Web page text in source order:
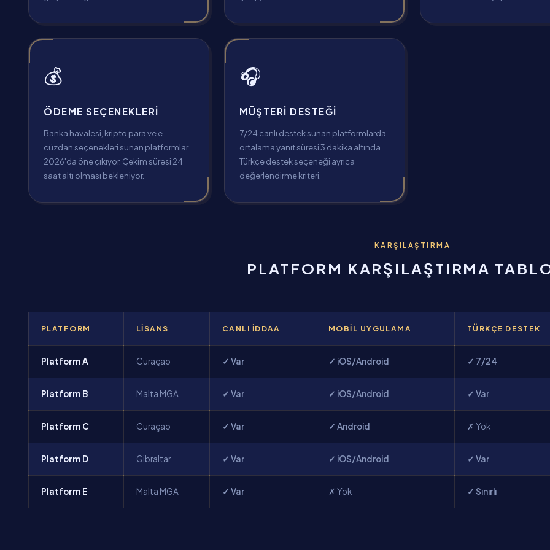
💰
ÖDEME SEÇENEKLERI
Banka havalesi, kripto para ve e-
cüzdan seçenekleri sunan platformlar
2026'da öne çıkıyor. Çekim süresi 24
saat altı olması bekleniyor.
🎧
MÜŞTERI DESTEĞI
7/24 canlı destek sunan platformlarda
ortalama yanıt süresi 3 dakika altında.
Türkçe destek seçeneği ayrıca
değerlendirme kriteri.
KARŞILAŞTIRMA
PLATFORM KARŞILAŞTIRMA
PLATFORM LISANS CANLI İDDAA MOBIL UYGULAMA TÜRKÇE DESTEK
Platform A Curaçao ✓ Var ✓ iOS/Android ✓ 7/24
Platform B Malta MGA ✓ Var ✓ iOS/Android ✓ Var
Platform C Curaçao ✓ Var ✓ Android ✗ Yok
Platform D Gibraltar ✓ Var ✓ iOS/Android ✓ Var
Platform E Malta MGA ✓ Var ✗ Yok ✓ Sınırlı